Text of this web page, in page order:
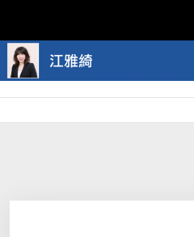
Skip
to
content